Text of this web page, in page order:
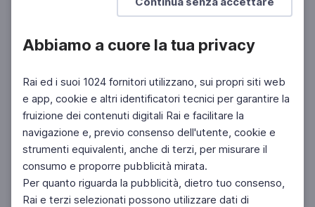
Abbiamo a cuore la tua privacy
Rai ed i suoi 1024 fornitori utilizzano, sui propri siti web
e app, cookie e altri identificatori tecnici per garantire la
fruizione dei contenuti digitali Rai e facilitare la
navigazione e, previo consenso dell'utente, cookie e
strumenti equivalenti, anche di terzi, per misurare il
consumo e proporre pubblicità mirata.
Per quanto riguarda la pubblicità, dietro tuo consenso,
Rai e terzi selezionati possono utilizzare dati di
Facebook Instagram Twitter